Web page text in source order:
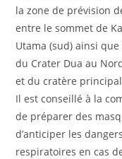
la zone de prévision
entre le sommet de
Utama (sud) ainsi
du Crater Dua au
et du cratère principal
Il est conseillé à la
de préparer des
d’anticiper les
respiratoires en cas